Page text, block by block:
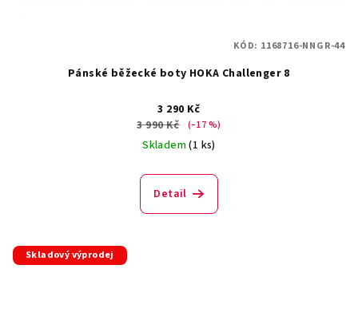
Pánské běžecké boty HOKA Challenger 8
3 290 Kč
3 990 Kč
(–17 %)
Skladem(1 ks)
Detail
KÓD: 1168716-NNGR-44
Skladový výprodej